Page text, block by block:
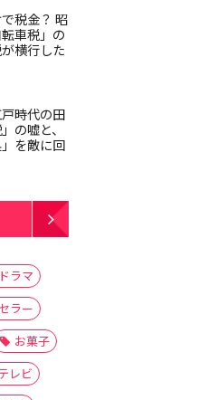
税金？ 昭
車税」の
横行した
時代の田
の嘘と、
を敵に回
ラマ
ラー
お菓子
レビ